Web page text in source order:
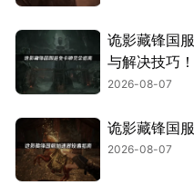
诡影藏锋国
与解决技巧！
2026-08-07
诡影藏锋国
2026-08-07